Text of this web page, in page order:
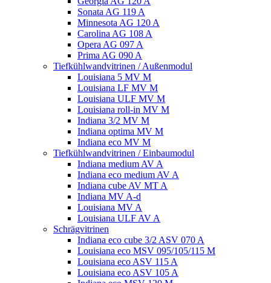
Sonata AG 119 A
Minnesota AG 120 A
Carolina AG 108 A
Opera AG 097 A
Prima AG 090 A
Tiefkühlwandvitrinen / Außenmodul
Louisiana 5 MV M
Louisiana LF MV M
Louisiana ULF MV M
Louisiana roll-in MV M
Indiana 3/2 MV M
Indiana optima MV M
Indiana eco MV M
Tiefkühlwandvitrinen / Einbaumodul
Indiana medium AV A
Indiana eco medium AV A
Indiana cube AV MT A
Indiana MV A-d
Louisiana MV A
Louisiana ULF AV A
Schrägvitrinen
Indiana eco cube 3/2 ASV 070 A
Louisiana eco MSV 095/105/115 M
Louisiana eco ASV 115 A
Louisiana eco ASV 105 A